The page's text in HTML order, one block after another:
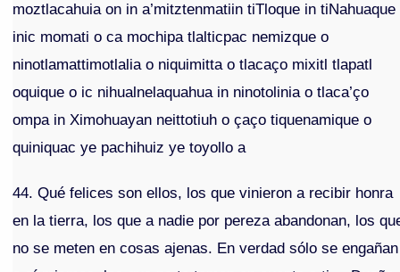
moztlacahuia on in a’mitztenmatiin tiTloque in tiNahuaque
inic momati o ca mochipa tlalticpac nemizque o
ninotlamattimotlalia o niquimitta o tlacaço mixitl tlapatl
oquique o ic nihualnelaquahua in ninotolinia o tlaca’ço
ompa in Ximohuayan neittotiuh o çaço tiquenamique o
quiniquac ye pachihuiz ye toyollo a
44. Qué felices son ellos, los que vinieron a recibir honra
en la tierra, los que a nadie por pereza abandonan, los
no se meten en cosas ajenas. En verdad sólo se engañan